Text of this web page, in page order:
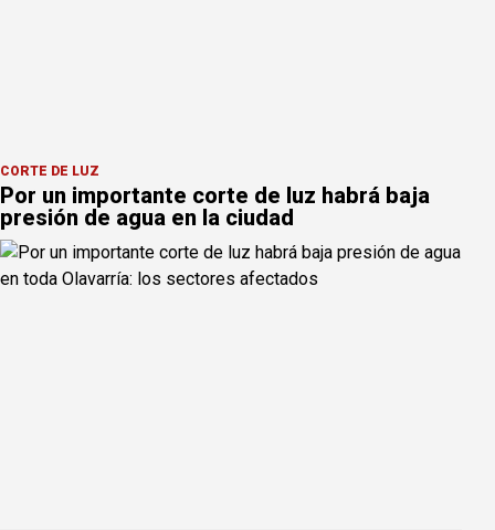
CORTE DE LUZ
Por un importante corte de luz habrá baja
presión de agua en la ciudad